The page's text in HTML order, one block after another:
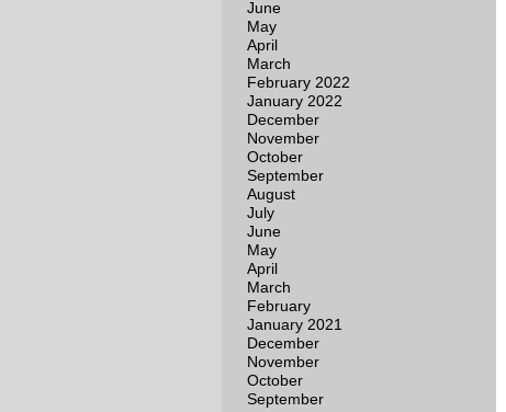
June
May
April
March
February 2022
January 2022
December
November
October
September
August
July
June
May
April
March
February
January 2021
December
November
October
September